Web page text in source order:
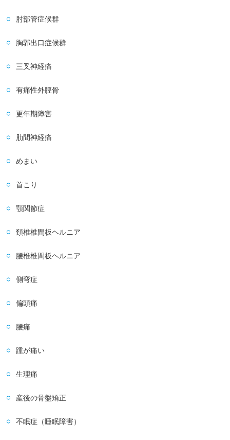
肘部管症候群
胸郭出口症候群
三叉神経痛
有痛性外脛骨
更年期障害
肋間神経痛
めまい
首こり
顎関節症
頚椎椎間板ヘルニア
腰椎椎間板ヘルニア
側弯症
偏頭痛
腰痛
踵が痛い
生理痛
産後の骨盤矯正
不眠症（睡眠障害）